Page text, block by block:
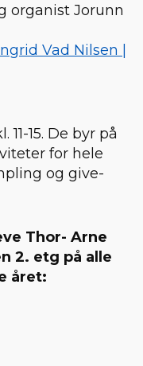
organist Jorunn
Vad Nilsen |
15. De byr på
for hele
og give-
Thor- Arne
2. etg på alle
året: